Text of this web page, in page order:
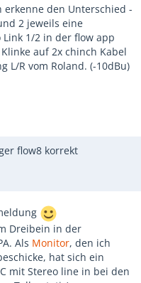
den Unterschied -
2 jeweils eine
1/2 in der flow app
auf 2x chinch Kabel
L/R vom Roland. (-10dBu)
flow8 korrekt
Dreibein in der
Als Monitor, den ich
hat sich ein
mit Stereo line in bei den